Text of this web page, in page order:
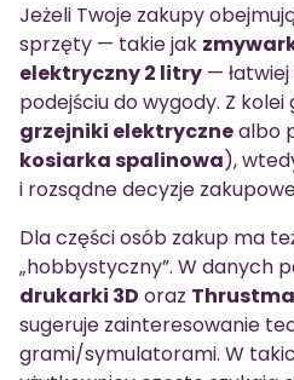
Jeżeli Twoje zakupy
sprzęty — takie jak
elektryczny 2 litry —
podejściu do wygody. Z
grzejniki elektrycznealbo
kosiarka spalinowa),
i rozsądne decyzje
Dla części osób zakup ma
„hobbystyczny”. W danych
drukarki 3D oraz
sugeruje zainteresowanie
grami/symulatorami. W